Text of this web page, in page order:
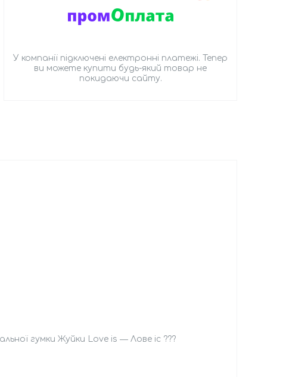
У компанії підключені електронні платежі. Тепер
ви можете купити будь-який товар не
покидаючи сайту.
гумки Жуйки Love is ― Лове іс ???